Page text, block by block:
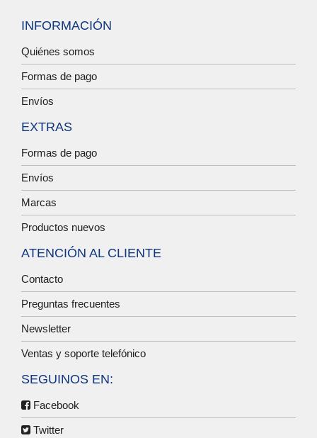
INFORMACIÓN
Quiénes somos
Formas de pago
Envíos
EXTRAS
Formas de pago
Envíos
Marcas
Productos nuevos
ATENCIÓN AL CLIENTE
Contacto
Preguntas frecuentes
Newsletter
Ventas y soporte telefónico
SEGUINOS EN:
Facebook
Twitter